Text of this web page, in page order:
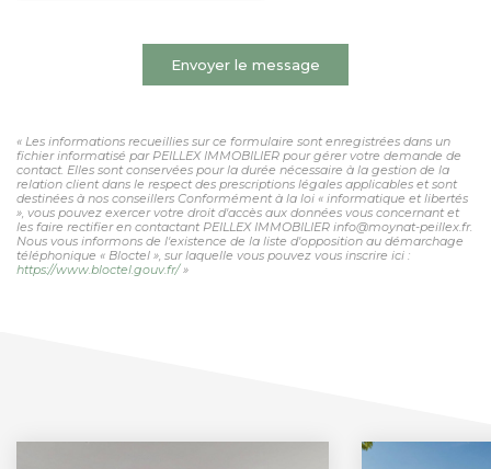
Envoyer le message
« Les informations recueillies sur ce formulaire sont enregistrées dans un
fichier informatisé par PEILLEX IMMOBILIER pour gérer votre demande de
contact. Elles sont conservées pour la durée nécessaire à la gestion de la
relation client dans le respect des prescriptions légales applicables et sont
destinées à nos conseillers Conformément à la loi « informatique et libertés
», vous pouvez exercer votre droit d'accès aux données vous concernant et
les faire rectifier en contactant PEILLEX IMMOBILIER info@moynat-peillex.fr.
Nous vous informons de l'existence de la liste d'opposition au démarchage
téléphonique « Bloctel », sur laquelle vous pouvez vous inscrire ici :
https://www.bloctel.gouv.fr/»